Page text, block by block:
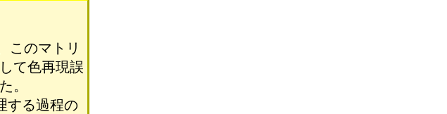
このマトリ
て色再現誤
。
する過程の